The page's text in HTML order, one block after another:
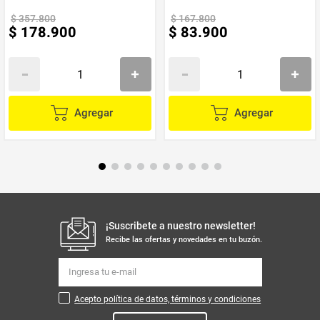
de frío
Dimensiones del Producto plancha: 16 de alto x 22 ancho x 1
profundo.
**INFORMACION IMPORTANTE **El color de la foto es referencial para
1 nuestra de despacho. Pero dejamos la aclaración para que lo tengas
presente por si te llegara en otro color.**
NOTA : La foto de este producto ha sido ambientada, por lo cual no incluye
ningún adorno, ni accesorios, ni piezas adicionales ni ningún otro
elemento que lo acompañan.
mal uso o por desconocimiento de uso del cliente. La garantía se
empresa. ****
$357.800
$ 178.900
Agregar
$167.800
$ 83.900
Agregar
¡Suscribete a nuestro newsletter!
Recibe las ofertas y novedades en tu buzón.
Acepto política de datos, términos y condiciones